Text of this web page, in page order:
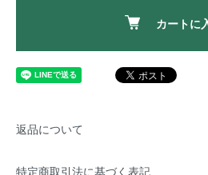
カートに
返品について
特定商取引法に基づく表記